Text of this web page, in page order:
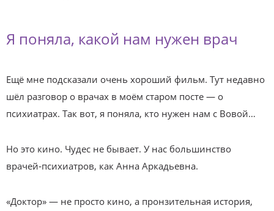
Я поняла, какой нам нужен врач
Ещё мне подсказали очень хороший фильм. Тут недавно
шёл разговор о врачах в моём старом посте — о
психиатрах. Так вот, я поняла, кто нужен нам с Вовой…
Но это кино. Чудес не бывает. У нас большинство
врачей‑психиатров, как Анна Аркадьевна.
«Доктор» — не просто кино, а пронзительная история,